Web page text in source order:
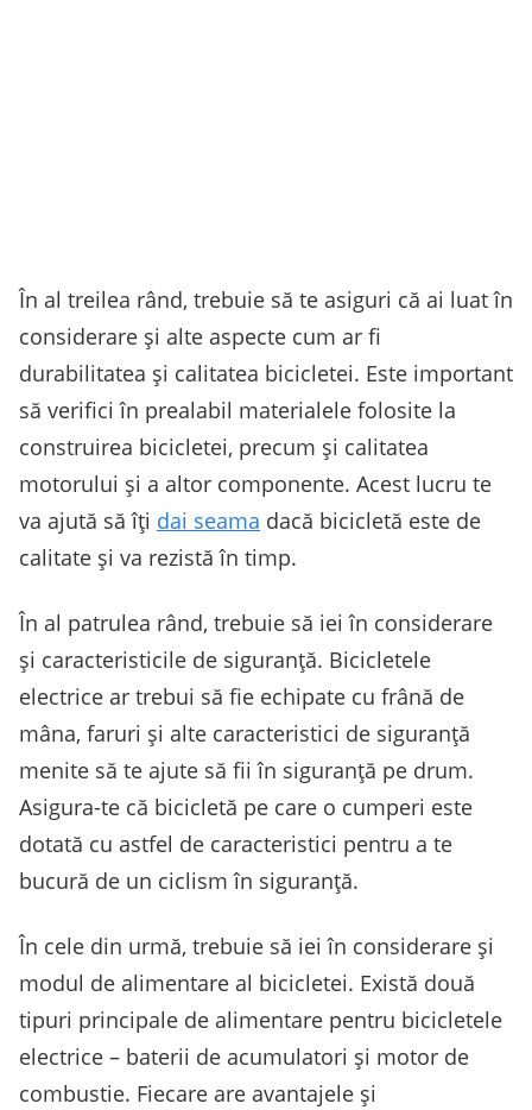
În al treilea rând, trebuie să te asiguri că ai luat în
considerare și alte aspecte cum ar fi
durabilitatea și calitatea bicicletei. Este important
să verifici în prealabil materialele folosite la
construirea bicicletei, precum și calitatea
motorului și a altor componente. Acest lucru te
va ajută să îți dai seama dacă bicicletă este de
calitate și va rezistă în timp.
În al patrulea rând, trebuie să iei în considerare
și caracteristicile de siguranță. Bicicletele
electrice ar trebui să fie echipate cu frână de
mâna, faruri și alte caracteristici de siguranță
menite să te ajute să fii în siguranță pe drum.
Asigura-te că bicicletă pe care o cumperi este
dotată cu astfel de caracteristici pentru a te
bucură de un ciclism în siguranță.
În cele din urmă, trebuie să iei în considerare și
modul de alimentare al bicicletei. Există două
tipuri principale de alimentare pentru bicicletele
electrice – baterii de acumulatori și motor de
combustie. Fiecare are avantajele și